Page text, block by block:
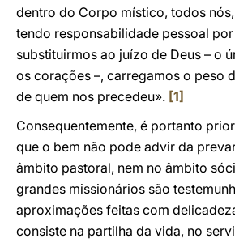
dentro do Corpo místico, todos
tendo responsabilidade pessoal
substituirmos ao juízo de Deus – o
os corações –, carregamos o peso
de quem nos precedeu». [1]
Consequentemente, é portanto
que o bem não pode advir da
âmbito pastoral, nem no âmbito
grandes missionários são
aproximações feitas com
consiste na partilha da vida, no